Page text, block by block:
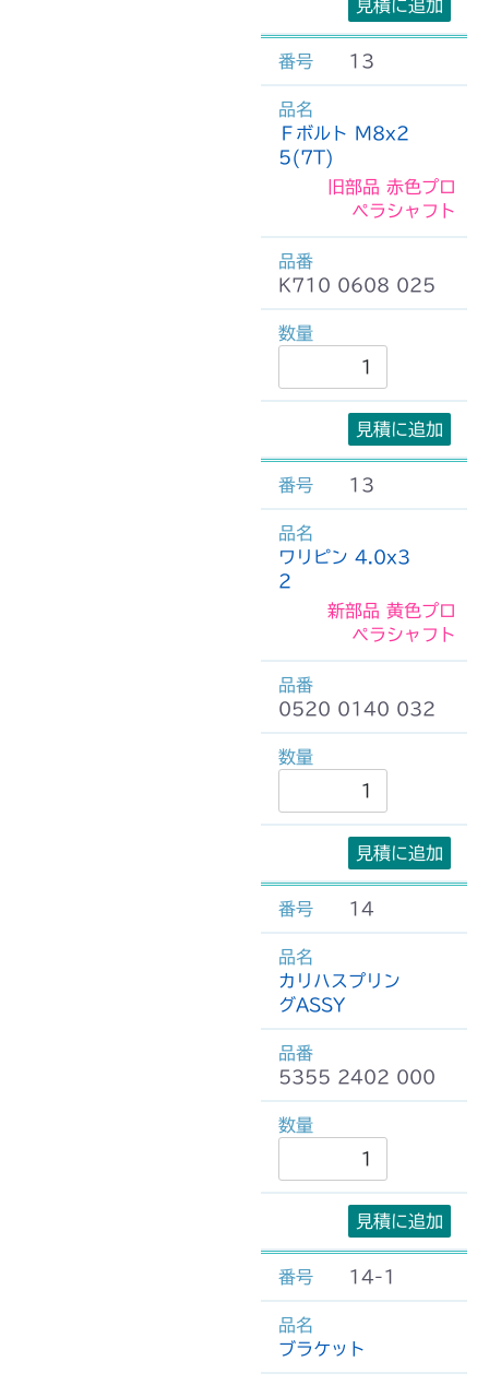
見積に追加
13
Ｆボルト M8x2
5(7T)
旧部品 赤色プロ
ペラシャフト
K710 0608 025
見積に追加
13
ワリピン 4.0x3
2
新部品 黄色プロ
ペラシャフト
0520 0140 032
見積に追加
14
カリハスプリン
グASSY
5355 2402 000
見積に追加
14-1
ブラケット